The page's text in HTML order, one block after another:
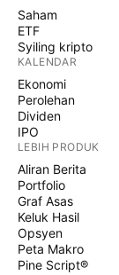
Saham
ETF
Syiling kripto
KALENDAR
Ekonomi
Perolehan
Dividen
IPO
LEBIH PRODUK
Aliran Berita
Portfolio
Graf Asas
Keluk Hasil
Opsyen
Peta Makro
Pine Script®